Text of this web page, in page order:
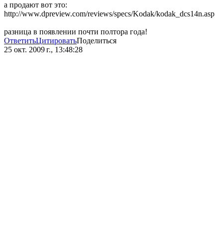
а продают вот это:
http://www.dpreview.com/reviews/specs/Kodak/kodak_dcs14n.asp
разница в появлении почти полтора года!
ОтветитьЦитироватьПоделиться
25 окт. 2009 г., 13:48:28